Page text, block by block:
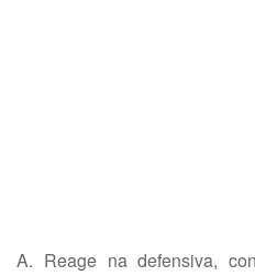
A. Reage na defensiva,